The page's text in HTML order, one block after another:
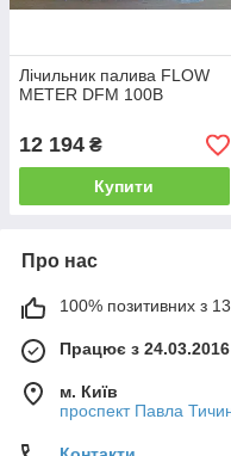
Лічильник палива FLOW
METER DFM 100B
12 194 ₴
Купити
Про нас
100% позитивних з 13
Працює з 24.03.2016
м. Київ
проспект Павла